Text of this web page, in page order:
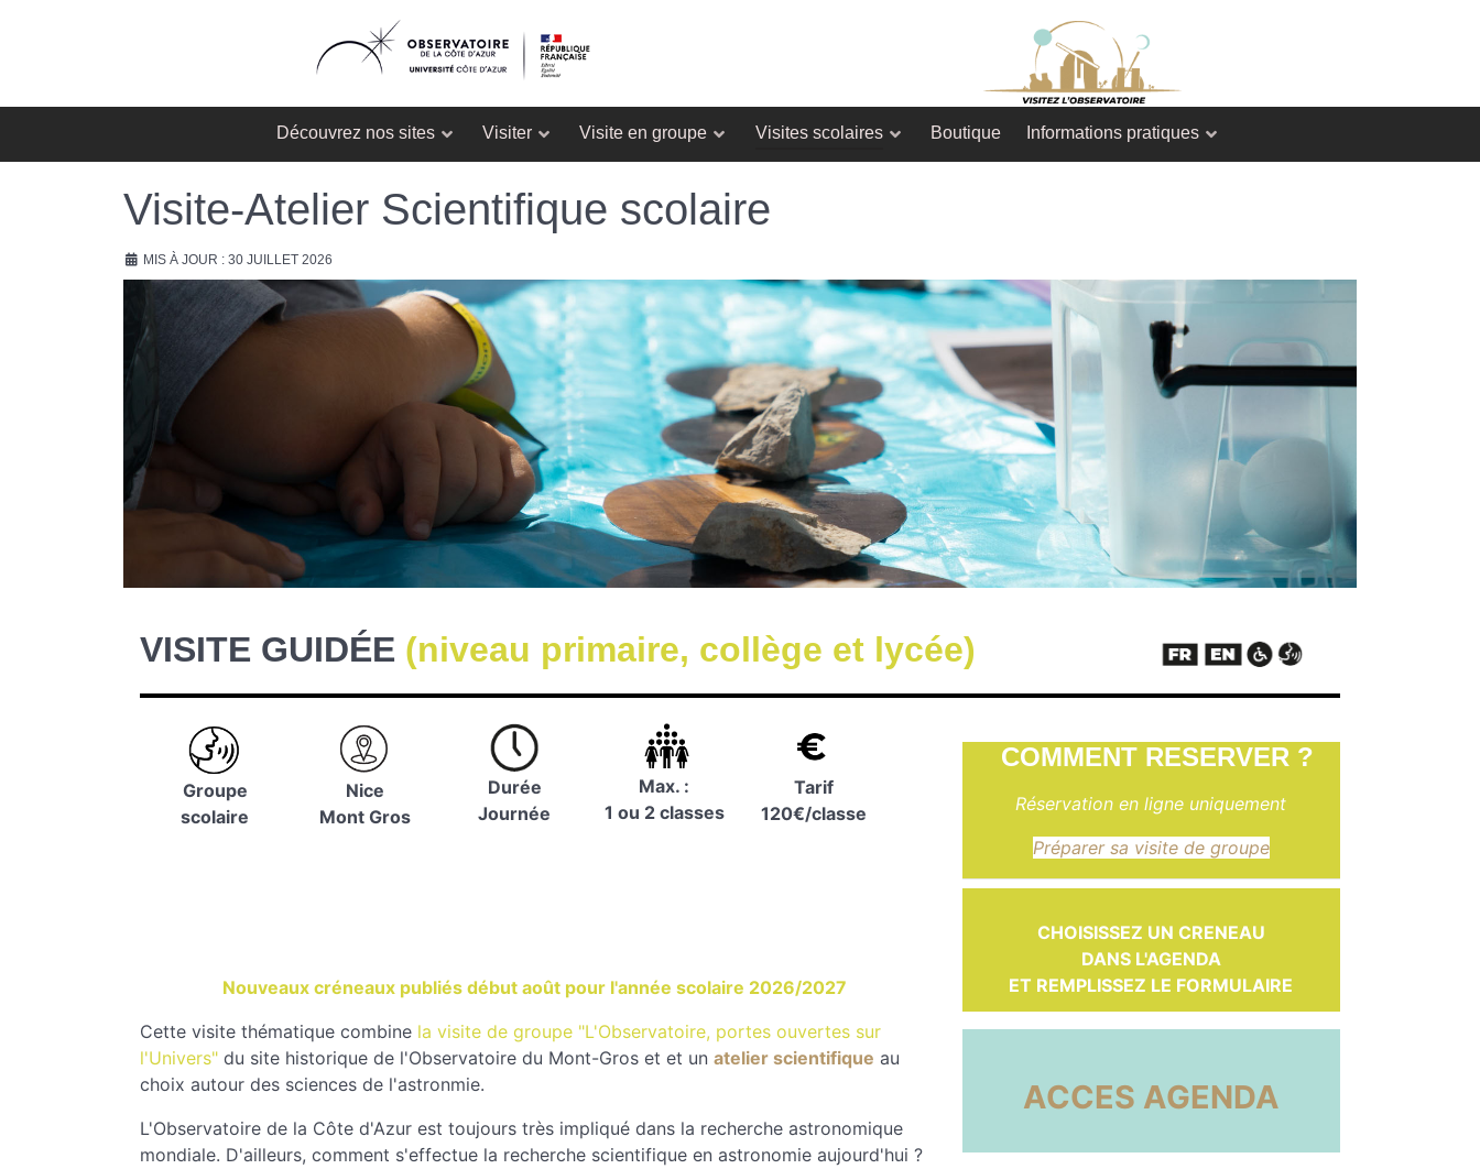
Découvrez nos sites Visiter Visite en groupe Visites scolaires Boutique Informations pratiques
Visite-Atelier Scientifique scolaire
MIS À JOUR : 30 JUILLET 2026
VISITE GUIDÉE (niveau primaire, collège et lycée)
Groupe
scolaire
Nice
Mont Gros
Durée
Journée
Max. :
1 ou 2 classes
Tarif
120€/classe
Nouveaux créneaux publiés début août pour l'année scolaire 2026/2027
Cette visite thématique combine la visite de groupe "L'Observatoire, portes ouvertes sur
l'Univers" du site historique de l'Observatoire du Mont-Gros et et un atelier scientifique au
choix autour des sciences de l'astronmie.
L'Observatoire de la Côte d'Azur est toujours très impliqué dans la recherche astronomique
mondiale. D'ailleurs, comment s'effectue la recherche scientifique en astronomie aujourd'hui ?
COMMENT RESERVER ?
Réservation en ligne uniquement
Préparer sa visite de groupe
CHOISISSEZ UN CRENEAU
DANS L'AGENDA
ET REMPLISSEZ LE FORMULAIRE
ACCES AGENDA